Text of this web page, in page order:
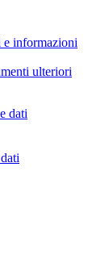
e informazioni
ulteriori
dati